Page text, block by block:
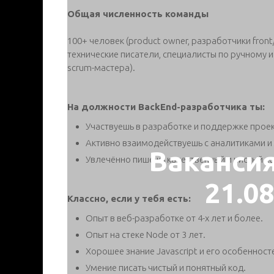
Общая численность команды
100+ человек (product owner, разработчики
технические писатели, специалисты по ручному
scrum-мастера).
На должности BackEnd-разработчика ты:
Участвуешь в разработке и поддержке
Активно взаимодействуешь с аналитиками и
Увлечённо пишешь качественный и чистый
Классно, если у тебя есть:
Опыт в веб-разработке от 4-х лет и более.
Опыт на стеке Node от 3 лет.
Хорошее знание Javascript и его
Умение писать чистый и понятный код.